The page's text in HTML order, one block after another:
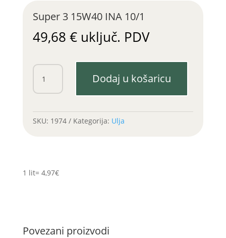
Super 3 15W40 INA 10/1
49,68 € uključ. PDV
Super
15W40
Dodaj u košaricu
SKU: 1974 Kategorija: Ulja
1 lit= 4,97€
Povezani proizvodi